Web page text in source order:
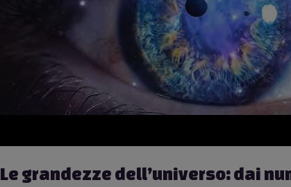
Le grandezze dell’universo: dai